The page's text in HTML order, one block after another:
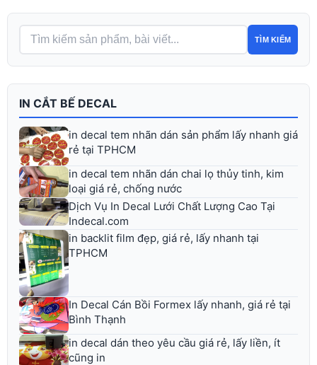
TÌM KIẾM
IN CẮT BẾ DECAL
in decal tem nhãn dán sản phẩm lấy nhanh giá
rẻ tại TPHCM
in decal tem nhãn dán chai lọ thủy tinh, kim
loại giá rẻ, chống nước
Dịch Vụ In Decal Lưới Chất Lượng Cao Tại
Indecal.com
in backlit film đẹp, giá rẻ, lấy nhanh tại
TPHCM
In Decal Cán Bồi Formex lấy nhanh, giá rẻ tại
Bình Thạnh
in decal dán theo yêu cầu giá rẻ, lấy liền, ít
cũng in